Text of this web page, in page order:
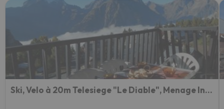
Ski, Velo à 20m Telesiege "Le Diable", Menage Inclus, Possibilité de louer 2 Apparts, Superbe Vue